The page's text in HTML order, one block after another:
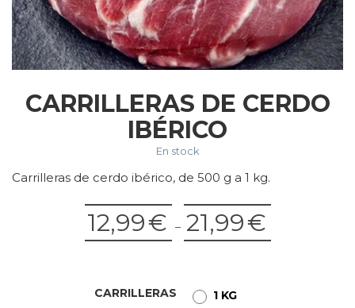
CARRILLERAS DE CERDO
IBÉRICO
En stock
Carrilleras de cerdo ibérico, de 500 g a 1 kg.
12,99€ – 21,99€
CARRILLERAS 1 KG